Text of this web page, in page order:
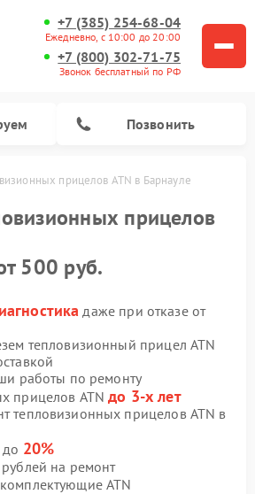
+7 (385) 254-68-04
Ежедневно, с 10:00 до 20:00
+7 (800) 302-71-75
Звонок бесплатный по РФ
Позвонить
прицелов ATN в Барнауле
прицелов
500 руб.
даже при отказе от
тепловизионный прицел ATN
работы по ремонту
прицелов ATNдо 3-х лет
тепловизионных прицелов ATN в
20%
на ремонт
ATN